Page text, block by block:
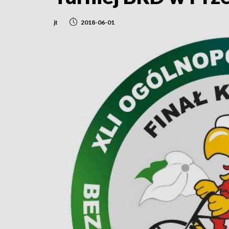
jt 2018-06-01